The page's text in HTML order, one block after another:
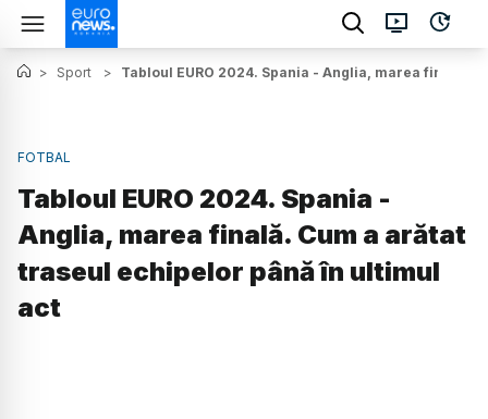
> Sport > Tabloul EURO 2024. Spania - Anglia, marea finală.
FOTBAL
Tabloul EURO 2024. Spania -
Anglia, marea finală. Cum a arătat
traseul echipelor până în ultimul
act